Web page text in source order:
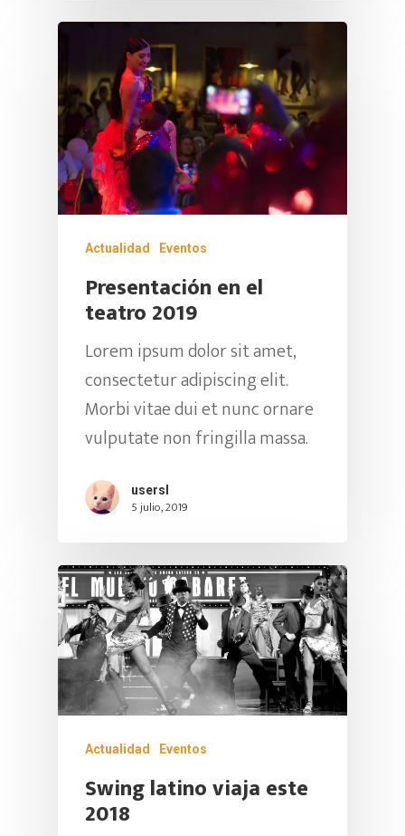
Actualidad Eventos
Presentación en el
teatro 2019
Lorem ipsum dolor sit amet,
consectetur adipiscing elit.
Morbi vitae dui et nunc ornare
vulputate non fringilla massa.
usersl
5 julio, 2019
Actualidad Eventos
Swing latino viaja este
2018